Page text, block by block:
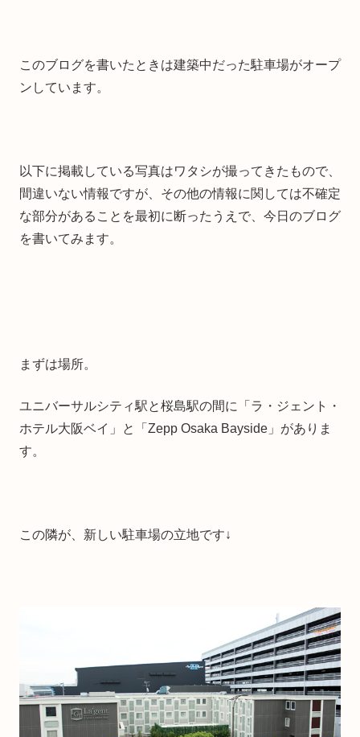
このブログを書いたときは建築中だった駐車場がオープ
ンしています。
以下に掲載している写真はワタシが撮ってきたもので、
間違いない情報ですが、その他の情報に関しては不確定
な部分があることを最初に断ったうえで、今日のブログ
を書いてみます。
まずは場所。
ユニバーサルシティ駅と桜島駅の間に「ラ・ジェント・
ホテル大阪ベイ」と「Zepp Osaka Bayside」がありま
す。
この隣が、新しい駐車場の立地です↓